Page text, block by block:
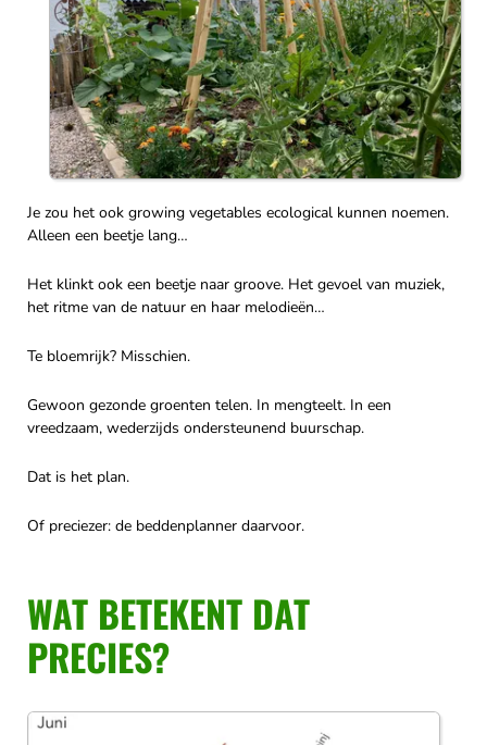
Je zou het ook growing vegetables ecological kunnen noemen.
Alleen een beetje lang…
Het klinkt ook een beetje naar groove. Het gevoel van muziek,
het ritme van de natuur en haar melodieën…
Te bloemrijk? Misschien.
Gewoon gezonde groenten telen. In mengteelt. In een
vreedzaam, wederzijds ondersteunend buurschap.
Dat is het plan.
Of preciezer: de beddenplanner daarvoor.
WAT BETEKENT DAT
PRECIES?